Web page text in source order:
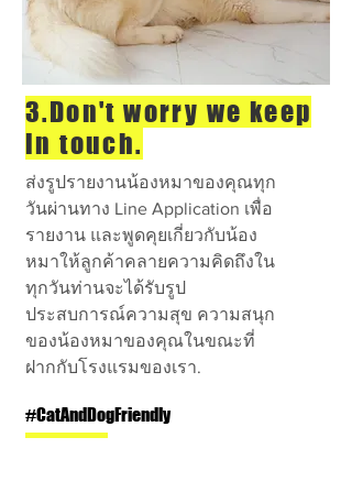
3.Don't worry we keep
in touch.
ส่งรูปรายงานน้องหมาของคุณทุก
วันผ่านทาง Line Application เพื่อ
รายงาน และพูดคุยเกี่ยวกับน้อง
หมาให้ลูกค้าคลายความคิดถึงใน
ทุกวันท่านจะได้รับรูป
ประสบการณ์ความสุข ความสนุก
ของน้องหมาของคุณในขณะที่
ฝากกับโรงแรมของเรา.
#CatAndDogFriendly